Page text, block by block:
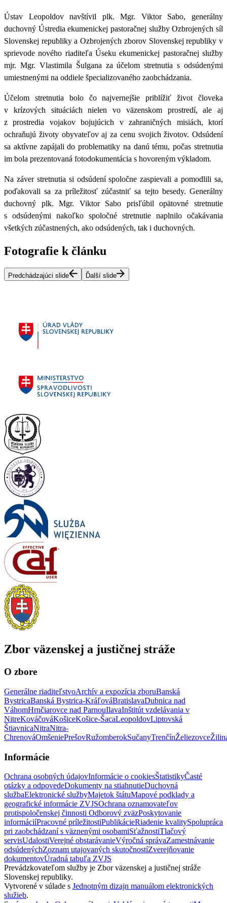
Ústav Leopoldov navštívil plk. Mgr. Viktor Sabo, generálny
duchovný Ústredia ekumenickej pastoračnej služby Ozbrojených síl
Slovenskej republiky a Ozbrojených zborov Slovenskej republiky v
sprievode nového riaditeľa Úseku ekumenickej pastoračnej služby
mjr. Mgr. Vlastimila Šulgana za účelom stretnutia s odsúdenými
umiestnenými na oddiele špecializovaného zaobchádzania.
Účelom stretnutia bolo čo najvernejšie priblížiťživot človeka
v krízových situáciách nielen vo väzenskom prostredí, ale aj
z prostredia vojakov bojujúcich v zahraničných misiách, ktorí
ochraňujú životy obyvateľov aj za cenu svojich životov. Odsúdení
sa aktívne zapájali do problematiky na danú tému, počas stretnutia
im bola prezentovaná fotodokumentácia s hovoreným výkladom.
Na záver stretnutia si odsúdení spoločne zaspievali a pomodlili sa,
poďakovali sa za príležitosť zúčastniť sa tejto besedy. Generálny
duchovný plk. Mgr. Viktor Sabo prisľúbil opätovné stretnutie
s odsúdenými nakoľko spoločné stretnutie naplnilo očakávania
všetkých zúčastnených, ako odsúdených, tak i duchovných.
Fotografie k článku
Predchádzajúci slide Ďalší slide
Zbor väzenskej a justičnej stráže
O zbore
Generálne riaditeľstvoArchív a expozícia zboruBanská
BystricaBanská Bystrica-KráľováBratislavaDubnica nad
VáhomHrnčiarovce nad ParnouIlavaInštitút vzdelávania v
NitreKováčováKošiceKošice-ŠacaLeopoldovLiptovská
ŠtiavnicaNitraNitra-
ChrenováOmšeniePrešovRužomberokSučanyTrenčínŽeliezovce
Informácie
Ochrana osobných údajovInformácie o cookiesŠtatistikyČasté
otázky a odpovedeDokumenty na stiahnutieDuchovná
službaElektronické službyMajetok štátuMapové podklady a
geografické informácie ZVJSOchrana oznamovateľov
protispoločenskej činnosti Odborový zväzPoskytovanie
informáciíPracovné príležitostiPublikácieRiadenie kvalitySpolupráca
pri zaobchádzaní s väznenými osobamiSťažnostiTlačový
servisUdalostiVerejné obstarávanieVýročná správaZamestnávanie
odsúdenýchZoznam utajovaných skutočnostíZverejňovanie
dokumentovÚradná tabuľa ZVJS
Prevádzkovateľom služby je Zbor väzenskej a justičnej stráže
Slovenskej republiky.
Vytvorené v súlade s Jednotným dizajn manuálom elektronických
služieb.